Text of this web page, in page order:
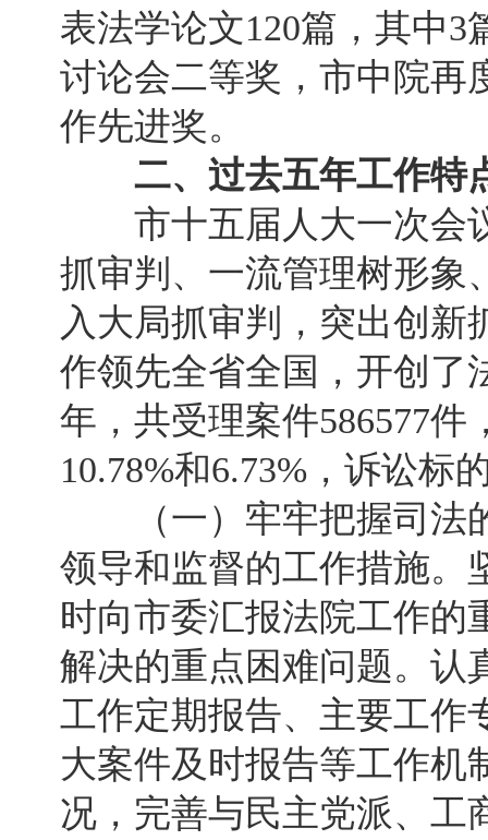
表法学论文120篇，其中
讨论会二等奖，市中院再
作先进奖。
二、过去五年工作特
市十五届人大一次会
抓审判、一流管理树形象
入大局抓审判，突出创
作领先全省全国，开创了
年，共受理案件586577件
10.78%和6.73%，诉讼标
（一）牢牢把握司法
领导和监督的工作措施。
时向市委汇报法院工作的
解决的重点困难问题。认
工作定期报告、主要工作
大案件及时报告等工作机
况，完善与民主党派、工